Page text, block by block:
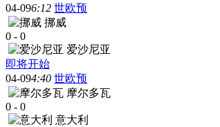
04-096:12 世欧预
挪威
0 - 0
爱沙尼亚
即将开始
04-094:40 世欧预
摩尔多瓦
0 - 0
意大利